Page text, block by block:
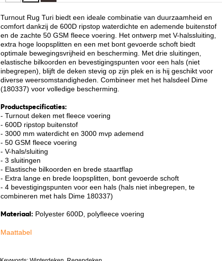
Turnout Rug Turi biedt een ideale combinatie van duurzaamheid en
comfort dankzij de 600D ripstop waterdichte en ademende buitenstof
en de zachte 50 GSM fleece voering. Het ontwerp met V-halssluiting,
extra hoge loopsplitten en een met bont gevoerde schoft biedt
optimale bewegingsvrijheid en bescherming. Met drie sluitingen,
elastische bilkoorden en bevestigingspunten voor een hals (niet
inbegrepen), blijft de deken stevig op zijn plek en is hij geschikt voor
diverse weersomstandigheden. Combineer met het halsdeel Dime
(180337) voor volledige bescherming.
Productspecificaties:
- Turnout deken met fleece voering
- 600D ripstop buitenstof
- 3000 mm waterdicht en 3000 mvp ademend
- 50 GSM fleece voering
- V-hals/sluiting
- 3 sluitingen
- Elastische bilkoorden en brede staartflap
- Extra lange en brede loopsplitten, bont gevoerde schoft
- 4 bevestigingspunten voor een hals (hals niet inbegrepen, te
combineren met hals Dime 180337)
Materiaal: Polyester 600D, polyfleece voering
Maattabel